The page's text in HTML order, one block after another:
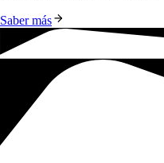
Saber más